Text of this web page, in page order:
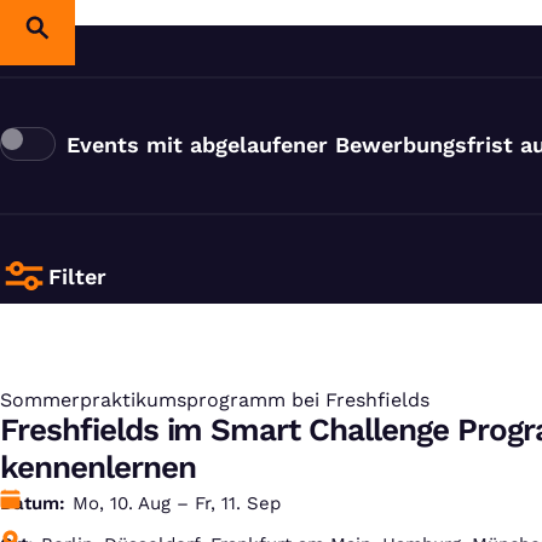
Events mit abgelaufener Bewerbungsfrist
Filter
Sommerpraktikumsprogramm bei Freshfields
:
Freshfields im Smart Challenge
kennenlernen
Datum
Mo, 10. Aug – Fr, 11. Sep